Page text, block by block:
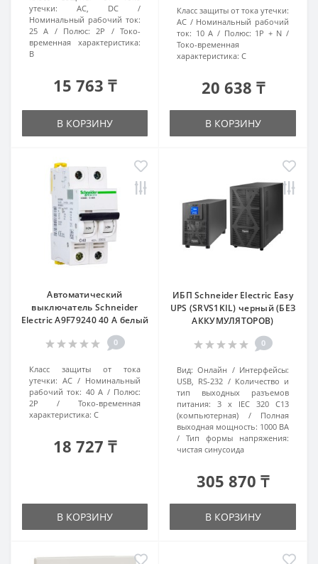
утечки:
AC, DC
Номинальный рабочий ток:
25 А
Полюс: 2P
Токо-
временная характеристика:
B
15 763 ₸
В КОРЗИНУ
Класс защиты от тока утечки:
AC
Номинальный рабочий
ток: 10 А Полюс: 1P + N
Токо-временная
характеристика: C
20 638 ₸
В КОРЗИНУ
Автоматический
выключатель Schneider
Electric A9F79240 40 A белый
0
Класс защиты от тока
утечки: AC
Номинальный
рабочий ток: 40 А
Полюс:
2P
Токо-временная
характеристика: C
18 727 ₸
В КОРЗИНУ
ИБП Schneider Electric Easy
UPS (SRVS1KIL) черный (БЕЗ
АККУМУЛЯТОРОВ)
0
Вид: Онлайн
Интерфейсы:
USB, RS-232
Количество и
тип выходных разъемов
питания:
3 х IEC 320 C13
(компьютерная)
Полная
выходная мощность: 1000 ВА
Тип формы напряжения:
чистая синусоида
305 870 ₸
В КОРЗИНУ